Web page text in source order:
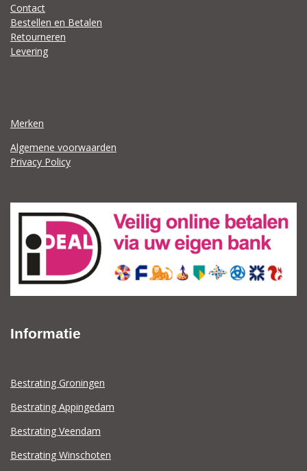
Contact
Bestellen en Betalen
Retourneren
Levering
Merken
Algemene voorwaarden
Privacy Policy
Informatie
Bestrating Groningen
Bestrating Appingedam
Bestrating Veendam
Bestrating Winschoten